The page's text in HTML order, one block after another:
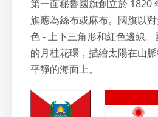
第一面秘魯國旗創立於 1820
旗應為絲布或麻布。國旗以
色 - 上下三角形和紅色邊線
的月桂花環，描繪太陽在山
平靜的海面上。